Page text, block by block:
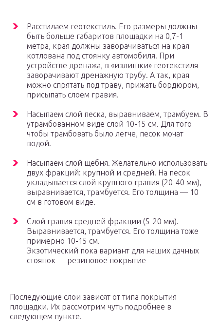
Расстилаем геотекстиль. Его размеры должны
быть больше габаритов площадки на 0,7-1
метра, края должны заворачиваться на края
котлована под стоянку автомобиля. При
устройстве дренажа, в «излишки» геотекстиля
заворачивают дренажную трубу. А так, края
можно спрятать под траву, прижать бордюром,
присыпать слоем гравия.
Насыпаем слой песка, выравниваем, трамбуем. В
утрамбованном виде слой 10-15 см. Для того
чтобы трамбовать было легче, песок мочат
водой.
Насыпаем слой щебня. Желательно использовать
двух фракций: крупной и средней. На песок
укладывается слой крупного гравия (20-40 мм),
выравнивается, трамбуется. Его толщина — 10
см в готовом виде.
Слой гравия средней фракции (5-20 мм).
Выравнивается, трамбуется. Его толщина тоже
примерно 10-15 см.
Экзотический пока вариант для наших дачных
стоянок — резиновое покрытие
Последующие слои зависят от типа покрытия
площадки. Их рассмотрим чуть подробнее в
следующем пункте.